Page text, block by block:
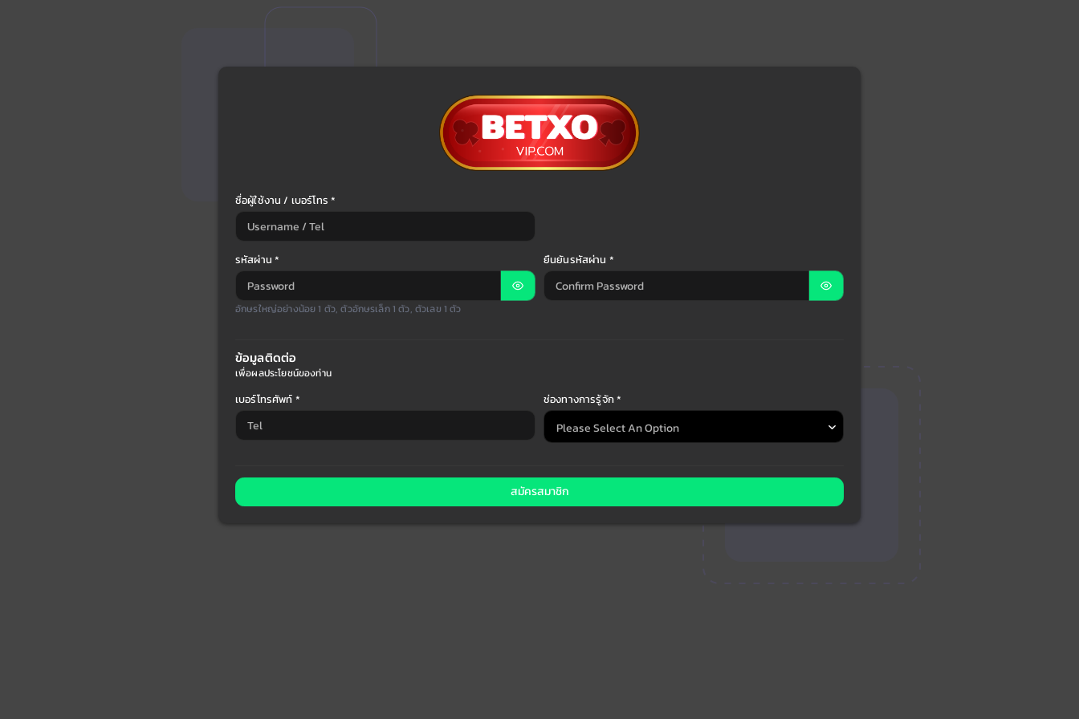
ชื่อผู้ใช้งาน / เบอร์โทร *
รหัสผ่าน *
อักษรใหญ่อย่างน้อย 1 ตัว, ตัวอักษรเล็ก 1 ตัว, ตัวเลข 1 ตัว
ยืนยันรหัสผ่าน *
ข้อมูลติดต่อ
เพื่อผลประโยชน์ของท่าน
เบอร์โทรศัพท์ * ช่องทางการรู้จัก *
สมัครสมาชิก